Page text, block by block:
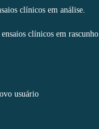
clínicos em análise.
clínicos em rascunho.
usuário